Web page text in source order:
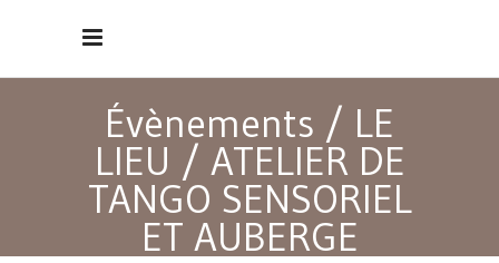
Évènements / LE
LIEU / ATELIER DE
TANGO SENSORIEL
ET AUBERGE